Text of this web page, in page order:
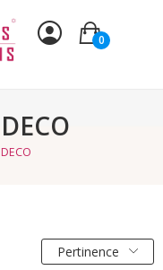
0
Pertinence